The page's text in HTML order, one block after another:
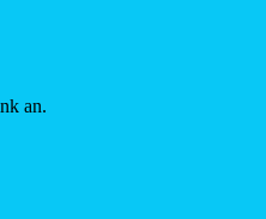
an.